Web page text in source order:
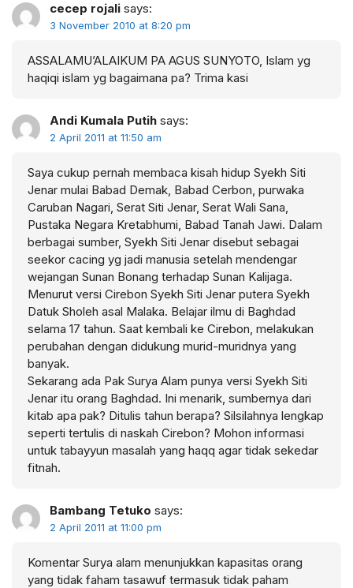
cecep rojali says:
3 November 2010 at 8:20 pm
ASSALAMU’ALAIKUM PA AGUS SUNYOTO, Islam yg
haqiqi islam yg bagaimana pa? Trima kasi
Andi Kumala Putih says:
2 April 2011 at 11:50 am
Saya cukup pernah membaca kisah hidup Syekh Siti
Jenar mulai Babad Demak, Babad Cerbon, purwaka
Caruban Nagari, Serat Siti Jenar, Serat Wali Sana,
Pustaka Negara Kretabhumi, Babad Tanah Jawi. Dalam
berbagai sumber, Syekh Siti Jenar disebut sebagai
seekor cacing yg jadi manusia setelah mendengar
wejangan Sunan Bonang terhadap Sunan Kalijaga.
Menurut versi Cirebon Syekh Siti Jenar putera Syekh
Datuk Sholeh asal Malaka. Belajar ilmu di Baghdad
selama 17 tahun. Saat kembali ke Cirebon, melakukan
perubahan dengan didukung murid-muridnya yang
banyak.
Sekarang ada Pak Surya Alam punya versi Syekh Siti
Jenar itu orang Baghdad. Ini menarik, sumbernya dari
kitab apa pak? Ditulis tahun berapa? Silsilahnya lengkap
seperti tertulis di naskah Cirebon? Mohon informasi
untuk tabayyun masalah yang haqq agar tidak sekedar
fitnah.
Bambang Tetuko says:
2 April 2011 at 11:00 pm
Komentar Surya alam menunjukkan kapasitas orang
yang tidak faham tasawuf termasuk tidak paham